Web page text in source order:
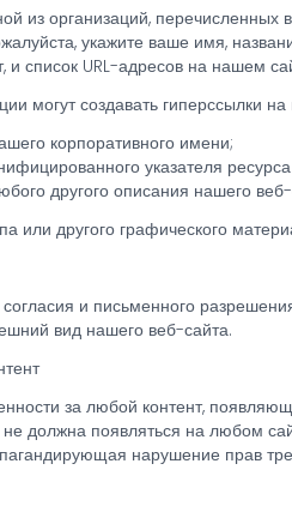
из организаций,
укажите ваше имя,
и список URL-адресов на нашем
могут создавать гиперссылки
корпоративного имени;
указателя ресурса
другого описания нашего
или другого графического
согласия и письменного
вид нашего веб-сайта.
за любой контент,
должна появляться на любом
нарушение прав